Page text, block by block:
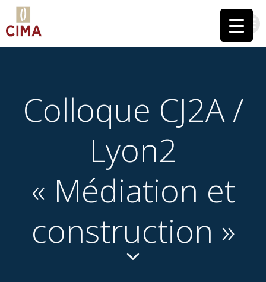
Colloque CJ2A /
Lyon2
« Médiation et
construction »